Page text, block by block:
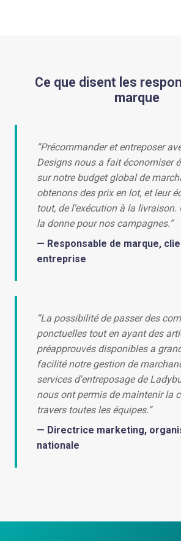
Ce que disent les
marque
“Précommander et entreposer
Designs nous a fait économiser
sur notre budget global de
obtenons des prix en lot, et leur
tout, de l'exécution à la livraison.
la donne pour nos campagnes.”
— Responsable de marque,
entreprise
“La possibilité de passer des
ponctuelles tout en ayant des
préapprouvés disponibles a
facilité notre gestion de
services d'entreposage de
nous ont permis de maintenir la
travers toutes les équipes.”
— Directrice marketing,
nationale